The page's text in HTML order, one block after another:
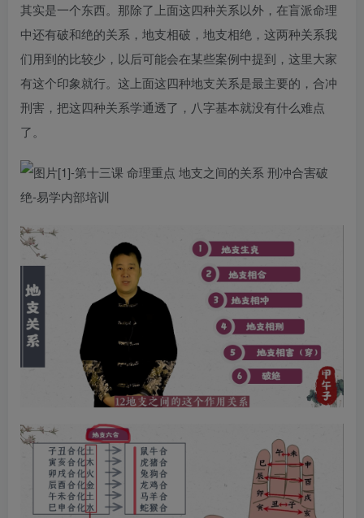
其实是一个东西。那除了上面这四种关系以外，在盲派命理
中还有破和绝的关系，地支相破，地支相绝，这两种关系我
们用到的比较少，以后可能会在某些案例中提到，这里大家
有这个印象就行。这上面这四种地支关系是最主要的，合冲
刑害，把这四种关系学通透了，八字基本就没有什么难点
了。